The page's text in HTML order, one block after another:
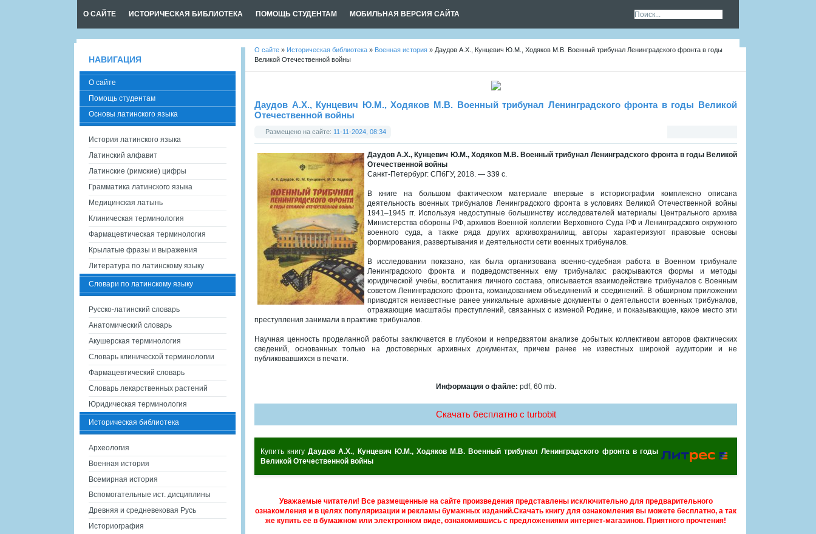
О САЙТЕ ИСТОРИЧЕСКАЯ БИБЛИОТЕКА ПОМОЩЬ СТУДЕНТАМ МОБИЛЬНАЯ ВЕРСИЯ САЙТА
О сайте » Историческая библиотека » Военная история » Даудов А.Х., Кунцевич Ю.М., Ходяков М.В. Военный трибунал Ленинградского фронта в годы
Великой Отечественной войны
Даудов А.Х., Кунцевич Ю.М., Ходяков М.В. Военный трибунал Ленинградского фронта в годы Великой
Отечественной войны
Размещено на сайте: 11-11-2024, 08:34
Даудов А.Х., Кунцевич Ю.М., Ходяков М.В. Военный трибунал Ленинградского фронта в годы Великой
Отечественной войны
Санкт-Петербург: СПбГУ, 2018. — 339 с.
В книге на большом фактическом материале впервые в историографии комплексно описана
деятельность военных трибуналов Ленинградского фронта в условиях Великой Отечественной войны
1941–1945 гг. Используя недоступные большинству исследователей материалы Центрального архива
Министерства обороны РФ, архивов Военной коллегии Верховного Суда РФ и Ленинградского окружного
военного суда, а также ряда других архивохранилищ, авторы характеризуют правовые основы
формирования, развертывания и деятельности сети военных трибуналов.
В исследовании показано, как была организована военно-судебная работа в Военном трибунале
Ленинградского фронта и подведомственных ему трибуналах: раскрываются формы и методы
юридической учебы, воспитания личного состава, описывается взаимодействие трибуналов с Военным
советом Ленинградского фронта, командованием объединений и соединений. В обширном приложении
приводятся неизвестные ранее уникальные архивные документы о деятельности военных трибуналов,
отражающие масштабы преступлений, связанных с изменой Родине, и показывающие, какое место эти
преступления занимали в практике трибуналов.
Научная ценность проделанной работы заключается в глубоком и непредвзятом анализе добытых коллективом авторов фактических
сведений, основанных только на достоверных архивных документах, причем ранее не известных широкой аудитории и не
публиковавшихся в печати.
Информация о файле: pdf, 60 mb.
Скачать бесплатно c turbobit
Купить книгуДаудов А.Х., Кунцевич Ю.М., Ходяков М.В. Военный трибунал Ленинградского фронта в годы
Великой Отечественной войны
Уважаемые читатели! Все размещенные на сайте произведения представлены исключительно для предварительного
ознакомления и в целях популяризации и рекламы бумажных изданий.Скачать книгу для ознакомления вы можете бесплатно, а так
же купить ее в бумажном или электронном виде, ознакомившись с предложениями интернет-магазинов. Приятного прочтения!
НАВИГАЦИЯ
О сайте
Помощь студентам
Основы латинского языка
История латинского языка
Латинский алфавит
Латинские (римские) цифры
Грамматика латинского языка
Медицинская латынь
Клиническая терминология
Фармацевтическая терминология
Крылатые фразы и выражения
Литература по латинскому языку
Словари по латинскому языку
Русско-латинский словарь
Анатомический словарь
Акушерская терминология
Словарь клинической терминологии
Фармацевтический словарь
Словарь лекарственных растений
Юридическая терминология
Историческая библиотека
Археология
Военная история
Всемирная история
Вспомогательные ист. дисциплины
Древняя и средневековая Русь
Историография